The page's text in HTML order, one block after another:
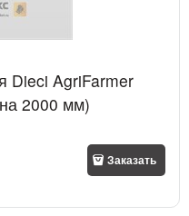
Dieci AgriFarmer
2000 мм)
Заказать